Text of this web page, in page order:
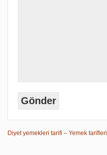
Diyet yemekleri tarifi – Yemek tarifleri